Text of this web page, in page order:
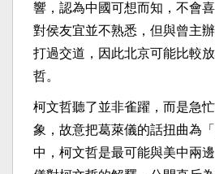
響，認為中國可想而知，不會
對侯友宜並不熟悉，但與曾主
打過交道，因此北京可能比較
哲。
柯文哲聽了並非雀躍，而是急
象，故意把葛萊儀的話扭曲為
中，柯文哲是最可能與美中兩